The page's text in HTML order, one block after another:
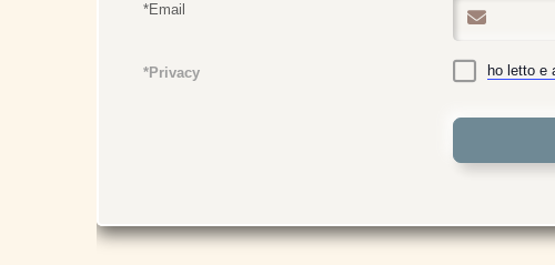
*Email
*Privacy ho letto e